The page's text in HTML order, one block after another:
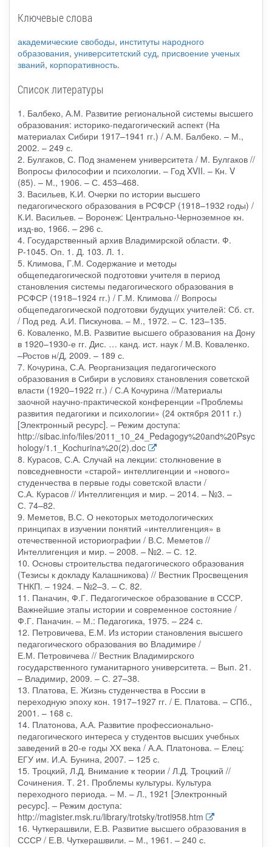
Ключевые слова
академические свободы, институты народного
образования, университетский суд, присвоение ученых
званий, корпоративность.
Список литературы
1. Балбеко, А.М. Развитие региональной системы высшего
образования: историко-педагогический аспект (На
материалах Сибири 1917–1941 гг.) / А.М. Балбеко. – М.,
2002. – 249 с.
2. Булгаков, С. Под знаменем университета / М. Булгаков //
Вопросы философии и психологии. – Год XVII. – Кн. V
(85). – М., 1906. – С. 453–468.
3. Васильев, К.И. Очерки по истории высшего
педагогического образования в РСФСР (1918–1932 годы) /
К.И. Васильев. – Воронеж: Центрально-Черноземное кн.
изд-во, 1966. – 296 с.
4. Государственный архив Владимирской области. Ф.
Р-1045. Оп. 1. Д. 103. Л. 1.
5. Климова, Г.М. Содержание и методы
общепедагогической подготовки учителя в период
становления системы педагогического образования в
РСФСР (1918–1924 гг.) / Г.М. Климова // Вопросы
общепедагогической подготовки будущих учителей: Сб. ст.
/ Под ред. А.И. Пискунова. – М., 1972. – С. 123–135.
6. Коваленко, М.В. Развитие высшего образования на Дону
в 1920–1930-е гг. Дис. … канд. ист. наук / М.В. Коваленко.
–Ростов н/Д, 2009. – 189 с.
7. Кочурина, С.А. Реорганизация педагогического
образования в Сибири в условиях становления советской
власти (1920–1922 гг.) / С.А Кочурина //Материалы
заочной научно-практической конференции «Проблемы
развития педагогики и психологии» (24 октября 2011 г.)
[Электронный ресурс]. – Режим доступа:
http://sibac.info/files/2011_10_24_Pedagogy%20and%20Psyc
hology/1.1_Kochurina%20(2).doc
8. Курасов, С.А. Случай на лекции: столкновение в
повседневности «старой» интеллигенции и «нового»
студенчества в первые годы советской власти /
С.А. Курасов // Интеллигенция и мир. – 2014. – №3. –
С. 74–82.
9. Меметов, В.С. О некоторых методологических
принципах в изучении понятий «интеллигенция» в
отечественной историографии / В.С. Меметов //
Интеллигенция и мир. – 2008. – №2. – С. 12.
10. Основы строительства педагогического образования
(Тезисы к докладу Калашникова) // Вестник Просвещения
ТНКП. – 1924. – №2–3. – С. 82.
11. Паначин, Ф.Г. Педагогическое образование в СССР.
Важнейшие этапы истории и современное состояние /
Ф.Г. Паначин. – М.: Педагогика, 1975. – 224 с.
12. Петровичева, Е.М. Из истории становления высшего
педагогического образования во Владимире /
Е.М. Петровичева // Вестник Владимирского
государственного гуманитарного университета. – Вып. 21.
– Владимир, 2009. – С. 27–38.
13. Платова, Е. Жизнь студенчества в России в
переходную эпоху кон. 1917–1927 гг. / Е. Платова. – СПб.,
2001. – 168 с.
14. Платонова, А.А. Развитие профессионально-
педагогического интереса у студентов высших учебных
заведений в 20-е годы ХХ века / А.А. Платонова. – Елец:
ЕГУ им. И.А. Бунина, 2007. – 125 с.
15. Троцкий, Л.Д. Внимание к теории / Л.Д. Троцкий //
Сочинения. Т. 21. Проблемы культуры. Культура
переходного периода. – М. – Л., 1921 [Электронный
ресурс]. – Режим доступа:
http://magister.msk.ru/library/trotsky/trotl958.htm
16. Чуткерашвили, Е.В. Развитие высшего образования в
СССР / Е.В. Чуткерашвили. – М., 1961. – 240 с.